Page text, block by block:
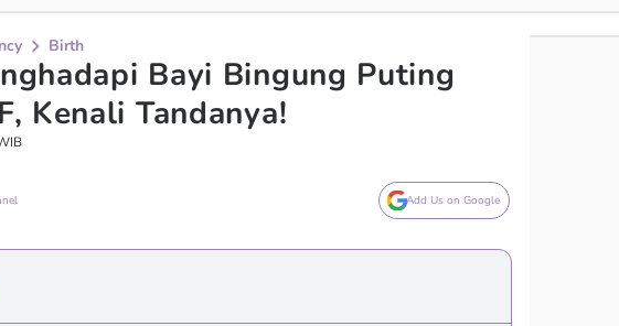
Birth
Bayi Bingung Puting
Kenali Tandanya!
Add Us on Google